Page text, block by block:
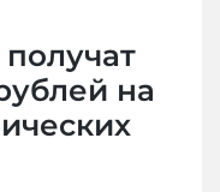
на